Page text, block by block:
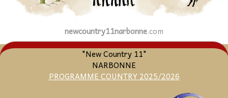
newcountry11narbonne.com
"New Country 11"
NARBONNE
PROGRAMME COUNTRY 2025/2026